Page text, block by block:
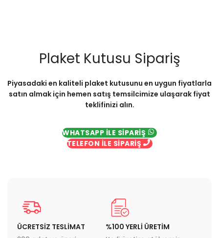
Plaket Kutusu Sipariş
Piyasadaki en kaliteli plaket kutusunu en uygun fiyatlarla
satın almak için hemen satış temsilcimize ulaşarak fiyat
teklifinizi alın.
WHATSAPP İLE SİPARİŞ
TELEFON İLE SİPARİŞ
ÜCRETSİZ TESLİMAT
%100 YERLİ ÜRETİM